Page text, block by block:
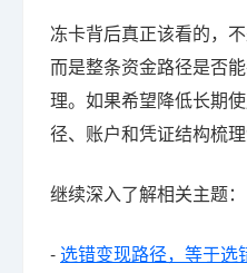
冻卡背后真正该看的，
而是整条资金路径是否
理。如果希望降低长期
径、账户和凭证结构梳理
继续深入了解相关主题：
-选错变现路径，等于选